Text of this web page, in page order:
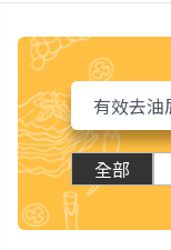
全部